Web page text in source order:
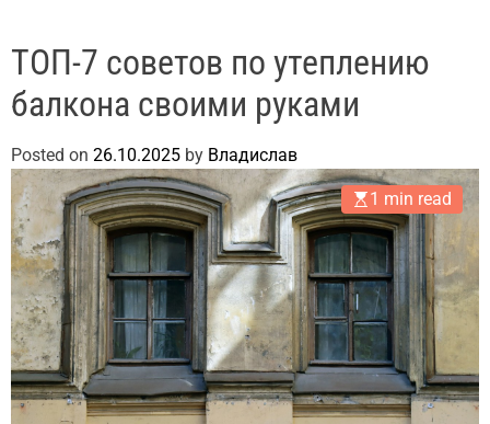
ТОП-7 советов по утеплению
балкона своими руками
Posted on 26.10.2025 by Владислав
1 min read